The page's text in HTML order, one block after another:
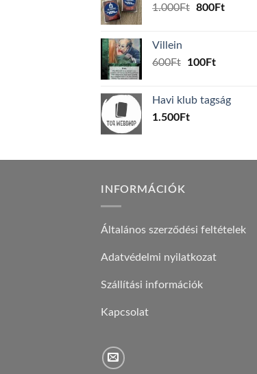
1.000Ft Original
800FtCurrent
Villein
600Ft
Original
600Ft.
100FtCurrent
100Ft.
Havi klub tagság
1.500Ft
INFORMÁCIÓK
Általános szerződési feltételek
Adatvédelmi nyilatkozat
Szállítási információk
Kapcsolat